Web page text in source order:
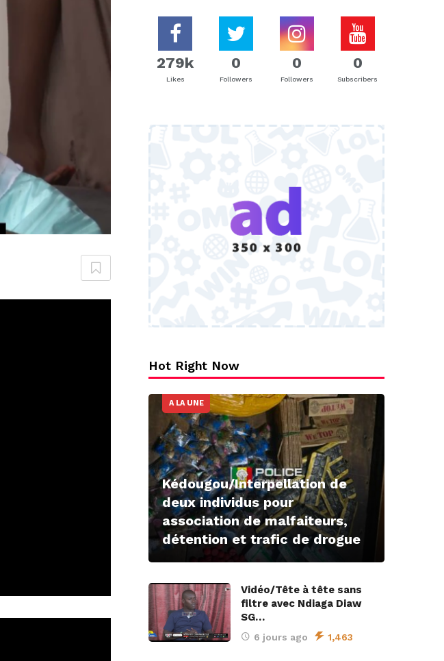
279k
Likes
0
Followers
0
Followers
0
Subscribers
Hot Right Now
A LA UNE
Kédougou/Interpellation de
deux individus pour
association de malfaiteurs,
détention et trafic de drogue
Vidéo/Tête à tête sans
filtre avec Ndiaga Diaw
SG…
6 jours ago 1,463